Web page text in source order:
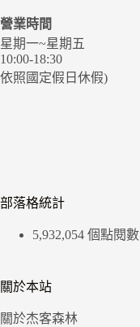
營業時間
星期一~星期五
10:00-18:30
依照國定假日休假)
部落格統計
5,932,054 個點閱數
關於本站
關於杰客森林